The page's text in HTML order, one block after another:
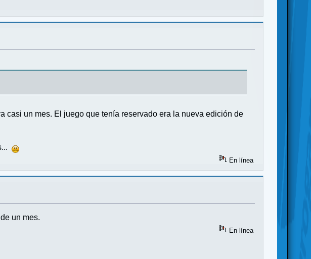
casi un mes. El juego que tenía reservado era la nueva edición de
En línea
un mes.
En línea